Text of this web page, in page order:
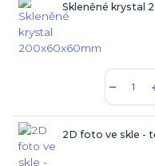
Skleněné krystal
2D foto ve skle -